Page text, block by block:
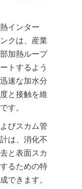
インター
クは、産業
加熱ループ
トするよう
速な加水分
と接触を維
す。
びスカム管
は、消化不
と表面スカ
るための特
できます。